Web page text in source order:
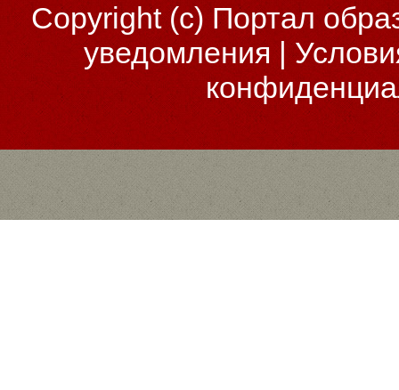
Copyright (c)Портал
уведомления |